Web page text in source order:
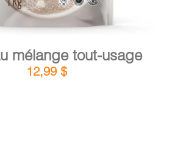
mélange tout-usage
12,99 $